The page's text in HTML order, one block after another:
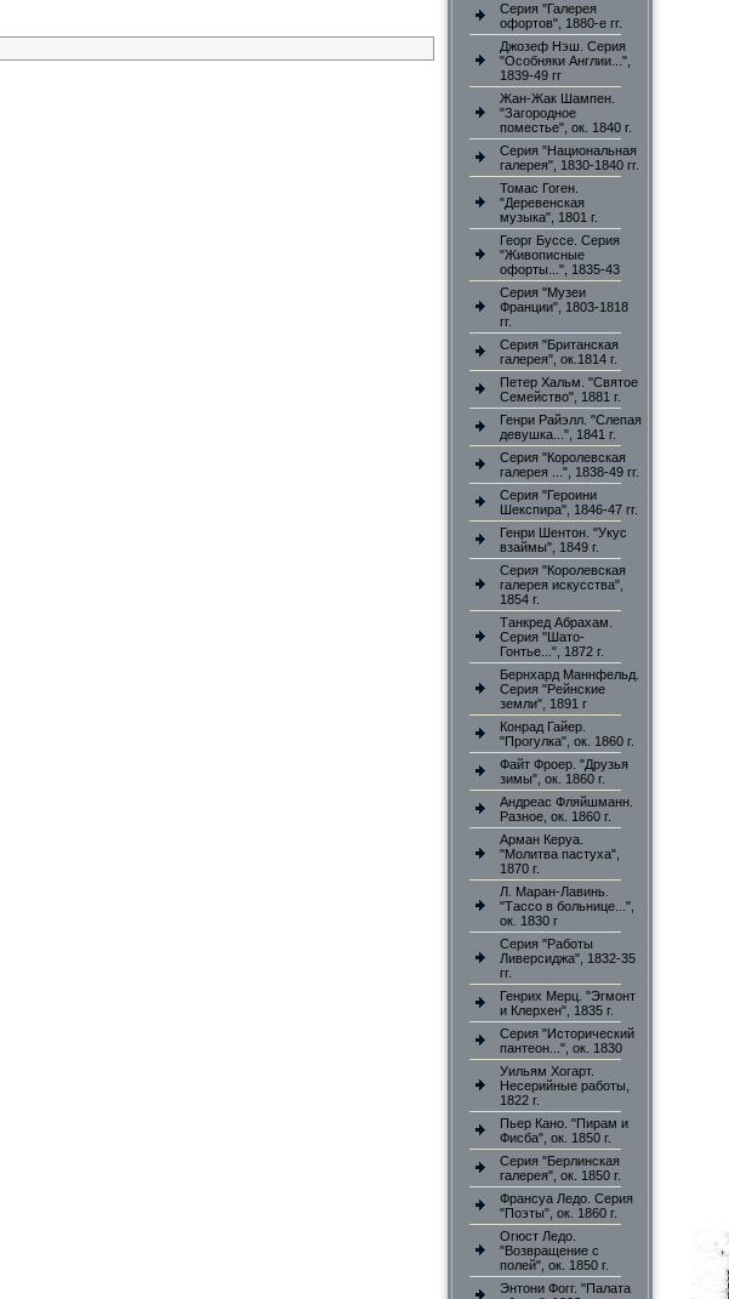
Серия "Галерея
офортов", 1880-е гг.
Джозеф Нэш. Серия
"Особняки Англии...",
1839-49 гг
Жан-Жак Шампен.
"Загородное
поместье", ок. 1840 г.
Серия "Национальная
галерея", 1830-1840 гг.
Томас Гоген.
"Деревенская
музыка", 1801 г.
Георг Буссе. Серия
"Живописные
офорты...", 1835-43
Серия "Музеи
Франции", 1803-1818
гг.
Серия "Британская
галерея", ок.1814 г.
Петер Хальм. "Святое
Семейство", 1881 г.
Генри Райэлл. "Слепая
девушка...", 1841 г.
Серия "Королевская
галерея ...", 1838-49 гг.
Серия "Героини
Шекспира", 1846-47 гг.
Генри Шентон. "Укус
взаймы", 1849 г.
Серия "Королевская
галерея искусства",
1854 г.
Танкред Абрахам.
Серия "Шато-
Гонтье...", 1872 г.
Бернхард Маннфельд.
Серия "Рейнские
земли", 1891 г
Конрад Гайер.
"Прогулка", ок. 1860 г.
Файт Фроер. "Друзья
зимы", ок. 1860 г.
Андреас Фляйшманн.
Разное, ок. 1860 г.
Арман Керуа.
"Молитва пастуха",
1870 г.
Л. Маран-Лавинь.
"Тассо в больнице...",
ок. 1830 г
Серия "Работы
Ливерсиджа", 1832-35
гг.
Генрих Мерц. "Эгмонт
и Клерхен", 1835 г.
Серия "Исторический
пантеон...", ок. 1830
Уильям Хогарт.
Несерийные работы,
1822 г.
Пьер Кано. "Пирам и
Фисба", ок. 1850 г.
Серия "Берлинская
галерея", ок. 1850 г.
Франсуа Ледо. Серия
"Поэты", ок. 1860 г.
Огюст Ледо.
"Возвращение с
полей", ок. 1850 г.
Энтони Фогг. "Палата